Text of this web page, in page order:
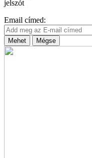
jelszót
Email címed:
Mehet Mégse